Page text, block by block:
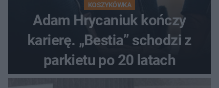
KOSZYKÓWKA
Adam Hrycaniuk kończy
karierę. „Bestia” schodzi z
parkietu po 20 latach